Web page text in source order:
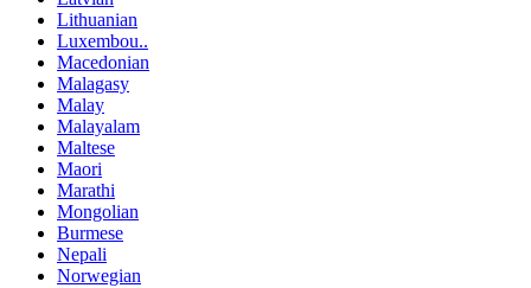
Lithuanian
Luxembou..
Macedonian
Malagasy
Malay
Malayalam
Maltese
Maori
Marathi
Mongolian
Burmese
Nepali
Norwegian